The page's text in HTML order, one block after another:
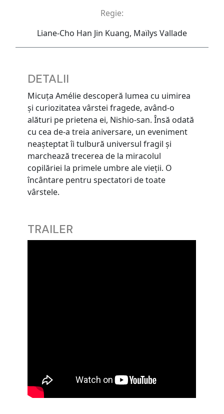
Regie:
Liane-Cho Han Jin Kuang, Maïlys Vallade
DETALII
Micuța Amélie descoperă lumea cu uimirea
și curiozitatea vârstei fragede, având-o
alături pe prietena ei, Nishio-san. Însă odată
cu cea de-a treia aniversare, un eveniment
neașteptat îi tulbură universul fragil și
marchează trecerea de la miracolul
copilăriei la primele umbre ale vieții. O
încântare pentru spectatori de toate
vârstele.
TRAILER